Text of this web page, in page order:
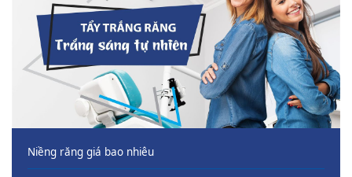
Niềng răng giá bao nhiêu